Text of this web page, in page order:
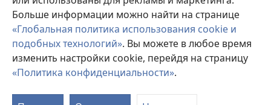
Больше информации можно найти на странице
«Глобальная политика использования cookie и
подобных технологий». Вы можете в любое время
изменить настройки cookie, перейдя на страницу
«Политика конфиденциальности».
Copyright© 2026 Watch Tower Bible and Tract Society of Pennsylvania.
УСЛОВИЯ ИСПОЛЬЗОВАНИЯ|ПОЛИТИКА
КОНФИДЕНЦИАЛЬНОСТИ|НАСТРОЙКИ
КОНФИДЕНЦИАЛЬНОСТИ